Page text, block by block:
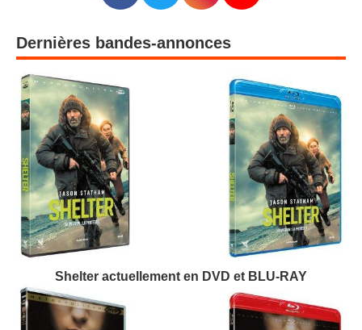
Dernières bandes-annonces
Shelter actuellement en DVD et BLU-RAY